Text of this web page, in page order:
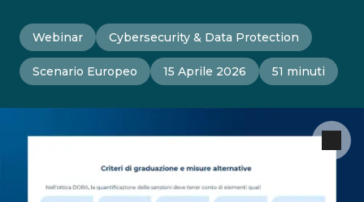
Webinar Cybersecurity & Data Protection
Scenario Europeo 15 Aprile 2026 51 minuti